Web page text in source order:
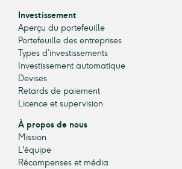
Investissement
Aperçu du portefeuille
Portefeuille des entreprises
Types d’investissements
Investissement automatique
Devises
Retards de paiement
Licence et supervision
À propos de nous
Mission
L'équipe
Récompenses et média